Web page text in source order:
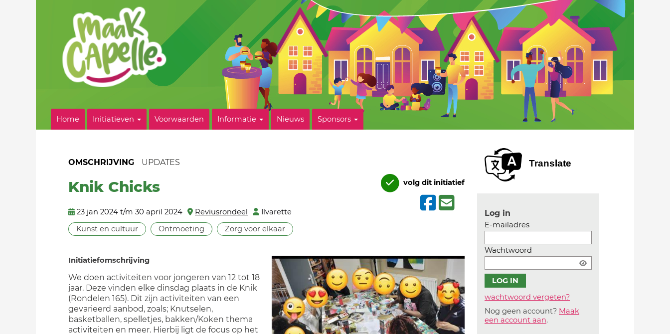
Home Initiatieven Voorwaarden Informatie Nieuws Sponsors
OMSCHRIJVING UPDATES
Knik Chicks
23 jan 2024 t/m 30 april 2024 Reviusrondeel
Ilvarette
Kunst en cultuur
Ontmoeting Zorg voor elkaar
volg dit initiatief
Initiatiefomschrijving
We doen activiteiten voor jongeren van 12 tot 18
jaar. Deze vinden elke dinsdag plaats in de Knik
(Rondelen 165). Dit zijn activiteiten van een
gevarieerd aanbod, zoals; Knutselen,
basketballen, spelletjes, bakken/Koken thema
activiteiten en meer. Hierbij ligt de focus op het
Translate
Log in
E-mailadres
Wachtwoord
wachtwoord vergeten?
Nog geen account? Maak
een account aan.